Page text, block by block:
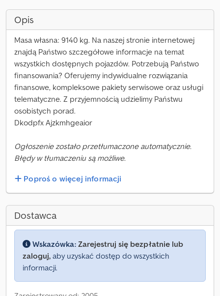
Opis
Masa własna: 9140 kg. Na naszej stronie internetowej
znajdą Państwo szczegółowe informacje na temat
wszystkich dostępnych pojazdów. Potrzebują Państwo
finansowania? Oferujemy indywidualne rozwiązania
finansowe, kompleksowe pakiety serwisowe oraz usługi
telematyczne. Z przyjemnością udzielimy Państwu
osobistych porad.
Dkodpfx Ajzkmhgeaior
Ogłoszenie zostało przetłumaczone automatycznie.
Błędy w tłumaczeniu są możliwe.
Poproś o więcej informacji
Dostawca
Wskazówka: Zarejestruj się bezpłatnie lub
zaloguj, aby uzyskać dostęp do wszystkich
informacji.